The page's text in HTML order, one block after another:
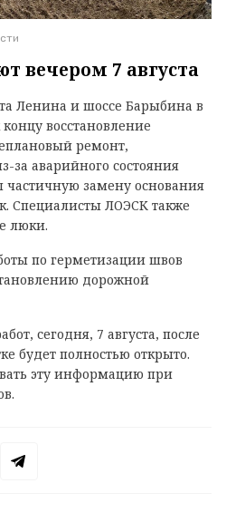
вечером 7 августа
Ленина и шоссе Барыбина в
восстановление
ремонт,
за аварийного состояния
частичную замену основания
Специалисты ЛОЭСК также
люки.
по герметизации швов
дорожной
сегодня, 7 августа, после
будет полностью открыто.
эту информацию при